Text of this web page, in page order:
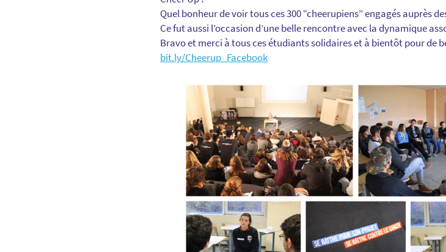
Quel bonheur de voir tous ces 300 “cheerupiens” engagés auprès
Ce fut aussi l’occasion d’une belle rencontre avec la dynamique
Bravo et merci à tous ces étudiants solidaires et à bientôt pour de
bit.ly/Cheerup_Facebook